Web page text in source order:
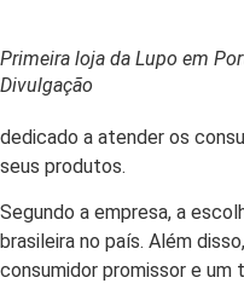
Primeira loja da Lupo em
Divulgação
dedicado a atender os
seus produtos.
Segundo a empresa, a
brasileira no país. Além
consumidor promissor e